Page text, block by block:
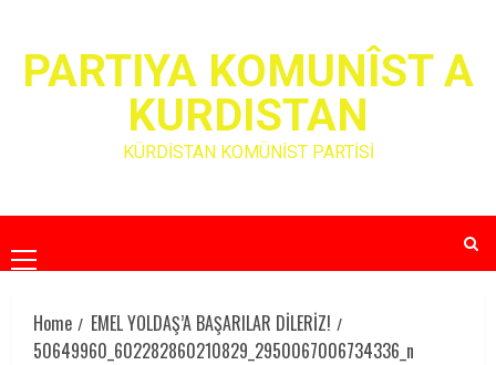
contentPARTIYA KOMUNÎST A
KURDISTAN
KÜRDİSTAN KOMÜNİST PARTİSİ
Primary
Menu
Home
EMEL YOLDAŞ’A BAŞARILAR DİLERİZ!
50649960_602282860210829_2950067006734336_n